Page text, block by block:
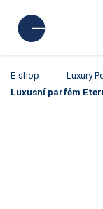
E-shop
Luxury
Luxusní parfém